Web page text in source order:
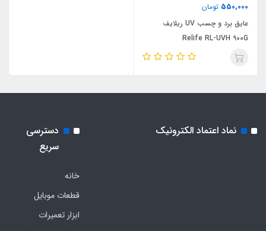
550,000 تومان
عایق برد و چسب UV ریلایف
Relife RL-UVH 900G
نماد اعتماد الکترونیک
دسترسی
سریع
خانه
قطعات موبایل
ابزار تعمیرات